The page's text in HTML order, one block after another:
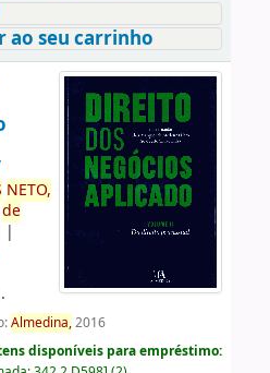
ao seu carrinho
NETO,
de
|
.
Almedina,2016
disponíveis para empréstimo: